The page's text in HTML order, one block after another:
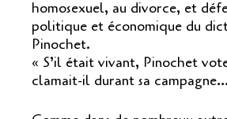
homosexuel, au divorce, et
politique et économique du
Pinochet.
« S’il était vivant, Pinochet
clamait-il durant sa campagne…